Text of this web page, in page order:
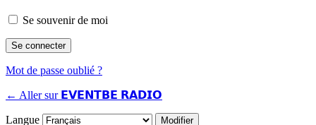
Se souvenir de moi
Mot de passe oublié ?
← Aller sur 𝗘𝗩𝗘𝗡𝗧𝗕𝗘 𝗥𝗔𝗗𝗜𝗢
Langue